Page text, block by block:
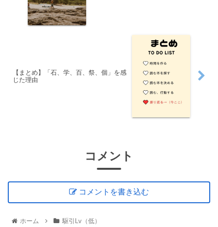
【まとめ】「石、学、百、祭、個」を感
じた理由
コメント
コメントを書き込む
ホーム 駆引Lv（低）